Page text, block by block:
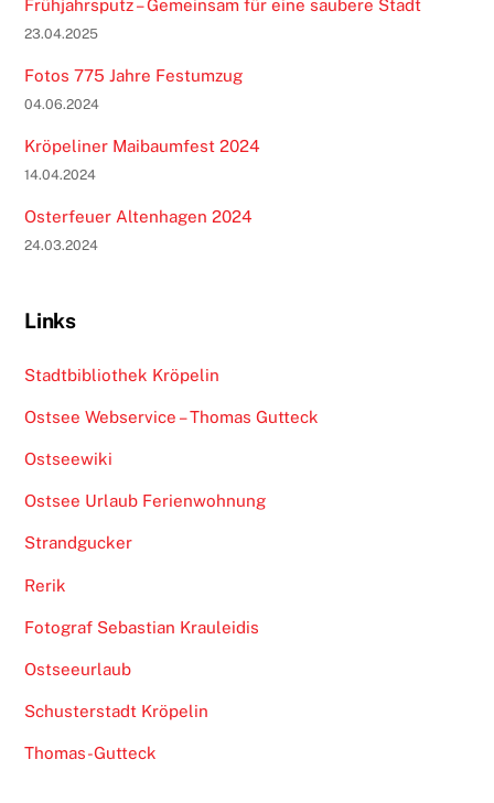
Frühjahrsputz – Gemeinsam für eine saubere Stadt
23.04.2025
Fotos 775 Jahre Festumzug
04.06.2024
Kröpeliner Maibaumfest 2024
14.04.2024
Osterfeuer Altenhagen 2024
24.03.2024
Links
Stadtbibliothek Kröpelin
Ostsee Webservice – Thomas Gutteck
Ostseewiki
Ostsee Urlaub Ferienwohnung
Strandgucker
Rerik
Fotograf Sebastian Krauleidis
Ostseeurlaub
Schusterstadt Kröpelin
Thomas-Gutteck